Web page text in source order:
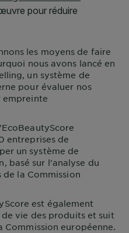
les moyens de faire
nous avons lancé en
un système de
pour évaluer nos
empreinte
entreprises de
un système de
basé sur l'analyse du
la Commission
est également
vie des produits et suit
Commission européenne.